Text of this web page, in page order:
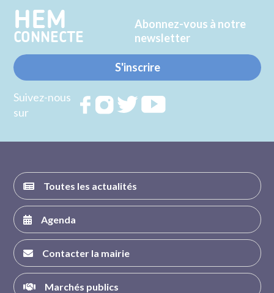
HEM
CONNECTE
Abonnez-vous à notre
newsletter
S'inscrire
Suivez-nous
sur
RejoignezRejoignezRejoignez
Toutes les actualités
Agenda
Contacter la mairie
Marchés publics